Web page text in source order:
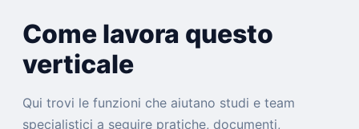
Come lavora questo
verticale
Qui trovi le funzioni che aiutano studi e team
specialistici a seguire pratiche, documenti,